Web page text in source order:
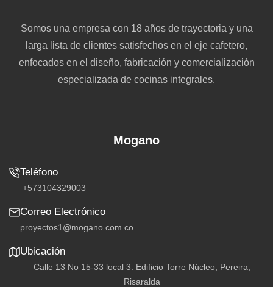
Somos una empresa con 18 años de trayectoria y una
larga lista de clientes satisfechos en el eje cafetero,
enfocados en el diseño, fabricación y comercialización
especializada de cocinas integrales.
Mogano
+573104329003
proyectos1@mogano.com.co
Calle 13 No 15-33 local 3. Edificio Torre Núcleo, Pereira,
Risaralda